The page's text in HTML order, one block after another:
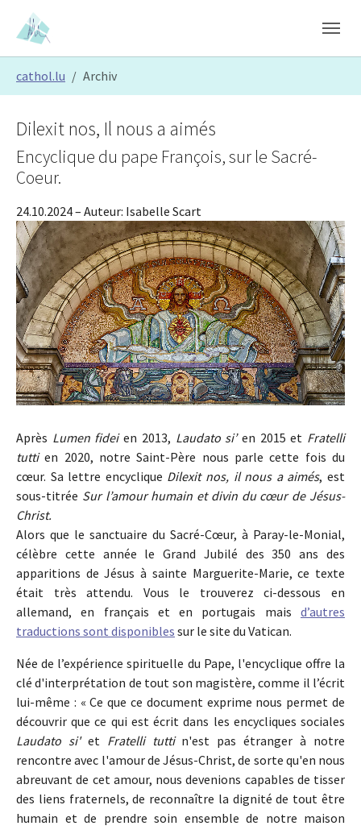
Skip to main content
Skip to page footer
cathol.lu Archiv
Dilexit nos, Il nous a aimés
Encyclique du pape François, sur le Sacré-
Coeur.
24.10.2024– Auteur: Isabelle Scart
Après Lumen fideien 2013, Laudato si’en 2015 et Fratelli
tuttien 2020, notre Saint-Père nous parle cette fois du
cœur. Sa lettre encyclique Dilexit nos, il nous a aimés, est
sous-titrée Sur l’amour humain et divin du cœur de Jésus-
Christ.
Alors que le sanctuaire du Sacré-Cœur, à Paray-le-Monial,
célèbre cette année le Grand Jubilé des 350 ans des
apparitions de Jésus à sainte Marguerite-Marie, ce texte
était très attendu. Vous le trouverez ci-dessous en
allemand, en français et en portugais mais d’autres
traductions sont disponibles sur le site du Vatican.
Née de l’expérience spirituelle du Pape, l'encyclique offre la
clé d'interprétation de tout son magistère, comme il l’écrit
lui-même : « Ce que ce document exprime nous permet de
découvrir que ce qui est écrit dans les encycliques sociales
Laudato si'et Fratelli tuttin'est pas étranger à notre
rencontre avec l'amour de Jésus-Christ, de sorte qu'en nous
abreuvant de cet amour, nous devenions capables de tisser
des liens fraternels, de reconnaître la dignité de tout être
humain et de prendre soin ensemble de notre maison